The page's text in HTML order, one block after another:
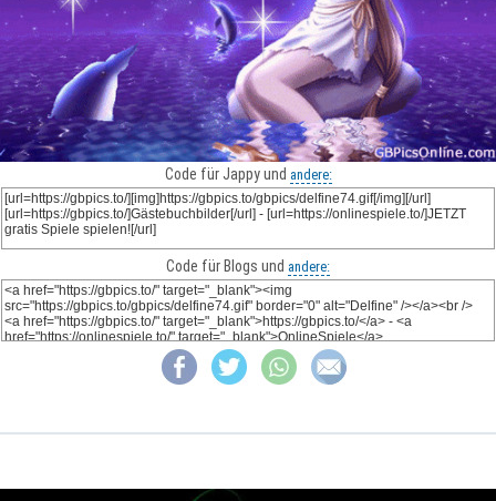
Code für Jappy und andere:
Code für Blogs und andere: